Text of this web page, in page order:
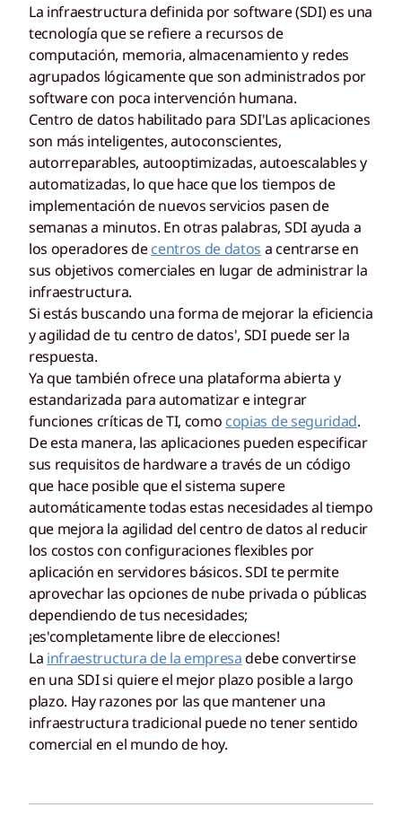
La infraestructura definida por software (SDI) es una
tecnología que se refiere a recursos de
computación, memoria, almacenamiento y redes
agrupados lógicamente que son administrados por
software con poca intervención humana.
Centro de datos habilitado para SDI'Las aplicaciones
son más inteligentes, autoconscientes,
autorreparables, autooptimizadas, autoescalables y
automatizadas, lo que hace que los tiempos de
implementación de nuevos servicios pasen de
semanas a minutos. En otras palabras, SDI ayuda a
los operadores decentros de datos a centrarse en
sus objetivos comerciales en lugar de administrar la
infraestructura.
Si estás buscando una forma de mejorar la eficiencia
y agilidad de tu centro de datos', SDI puede ser la
respuesta.
Ya que también ofrece una plataforma abierta y
estandarizada para automatizar e integrar
funciones críticas de TI, como copias de seguridad.
De esta manera, las aplicaciones pueden especificar
sus requisitos de hardware a través de un código
que hace posible que el sistema supere
automáticamente todas estas necesidades al tiempo
que mejora la agilidad del centro de datos al reducir
los costos con configuraciones flexibles por
aplicación en servidores básicos. SDI te permite
aprovechar las opciones de nube privada o públicas
dependiendo de tus necesidades;
¡es'completamente libre de elecciones!
La infraestructura de la empresadebe convertirse
en una SDI si quiere el mejor plazo posible a largo
plazo. Hay razones por las que mantener una
infraestructura tradicional puede no tener sentido
comercial en el mundo de hoy.